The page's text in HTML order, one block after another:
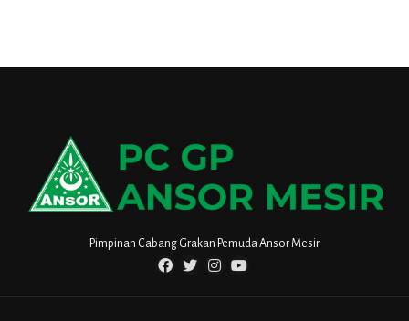
Pimpinan Cabang Grakan Pemuda Ansor Mesir